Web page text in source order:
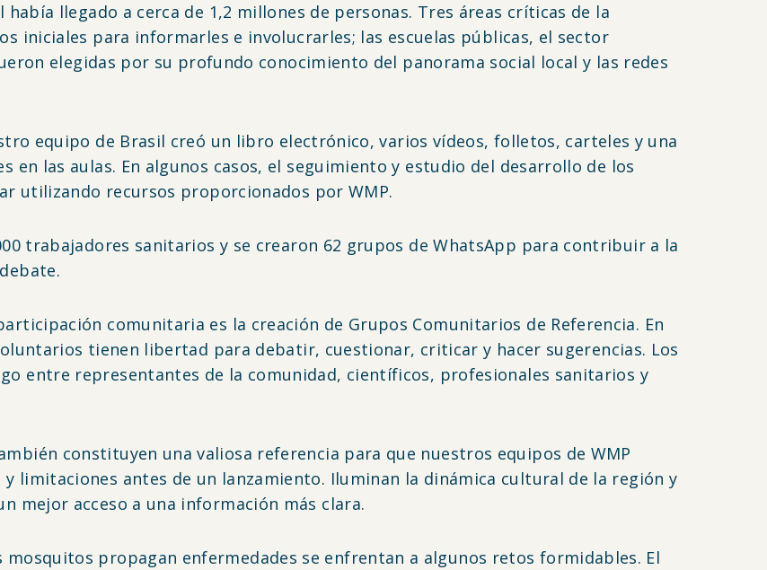
llegado a cerca de 1,2 millones de personas. Tres áreas críticas de la
iniciales para informarles e involucrarles; las escuelas públicas, el sector
elegidas por su profundo conocimiento del panorama social local y las redes
equipo de Brasil creó un libro electrónico, varios vídeos, folletos, carteles y una
las aulas. En algunos casos, el seguimiento y estudio del desarrollo de los
utilizando recursos proporcionados por WMP.
trabajadores sanitarios y se crearon 62 grupos de WhatsApp para contribuir a la
comunitaria es la creación de Grupos Comunitarios de Referencia. En
tienen libertad para debatir, cuestionar, criticar y hacer sugerencias. Los
entre representantes de la comunidad, científicos, profesionales sanitarios y
constituyen una valiosa referencia para que nuestros equipos de WMP
limitaciones antes de un lanzamiento. Iluminan la dinámica cultural de la región y
mejor acceso a una información más clara.
mosquitos propagan enfermedades se enfrentan a algunos retos formidables. El